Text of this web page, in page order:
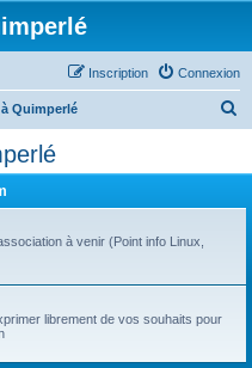
Connexion
Inscription
Quimperlé
à venir (Point info Linux,
librement de vos souhaits pour